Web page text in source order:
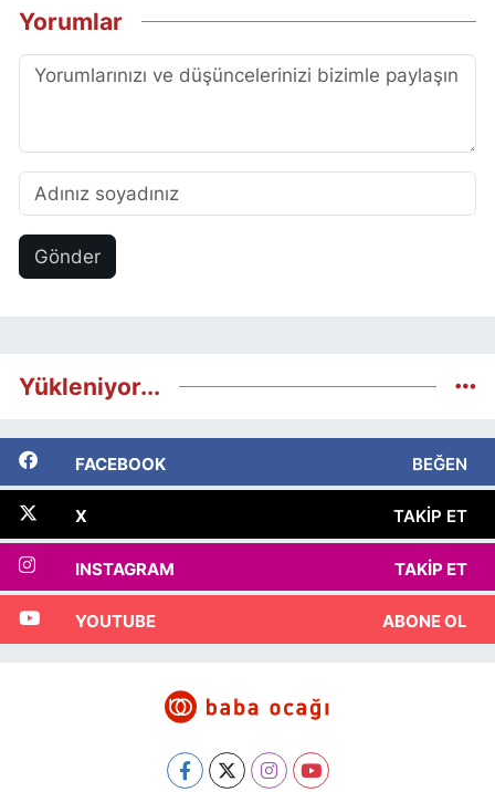
Yorumlar
Gönder
Yükleniyor...
FACEBOOK BEĞEN
X TAKIP ET
INSTAGRAM TAKIP ET
YOUTUBE ABONE OL